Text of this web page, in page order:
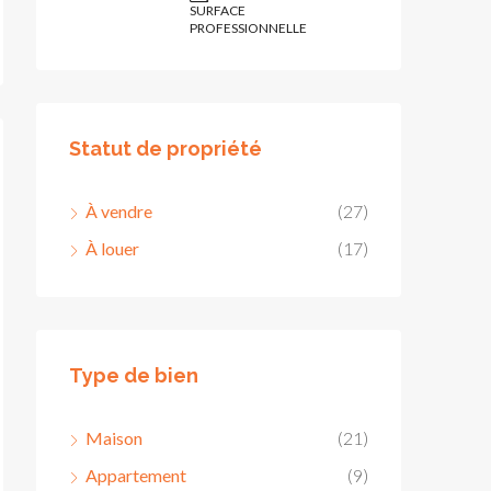
SURFACE
PROFESSIONNELLE
Statut de propriété
À vendre
(27)
À louer
(17)
Type de bien
Maison
(21)
Appartement
(9)